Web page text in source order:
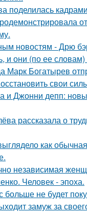
поделилась
новостям - Дрю
и они (по ее словам)
Марк Богатырев
свои
и Джонни депп:
рассказала о
как
независимая
Человек - эпоха.
не будет
замуж за